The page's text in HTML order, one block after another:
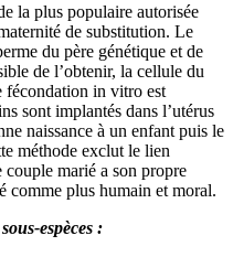
la plus populaire autorisée
de substitution. Le
du père génétique et de
de l’obtenir, la cellule du
fécondation in vitro est
sont implantés dans l’utérus
naissance à un enfant puis le
méthode exclut le lien
couple marié a son propre
comme plus humain et moral.
espèces :